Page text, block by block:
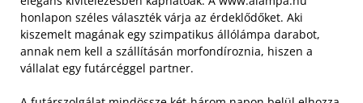
honlapon széles választék várja az érdeklődőket. Aki
kiszemelt magának egy szimpatikus állólámpa darabot,
annak nem kell a szállításán morfondíroznia, hiszen a
vállalat egy futárcéggel partner.